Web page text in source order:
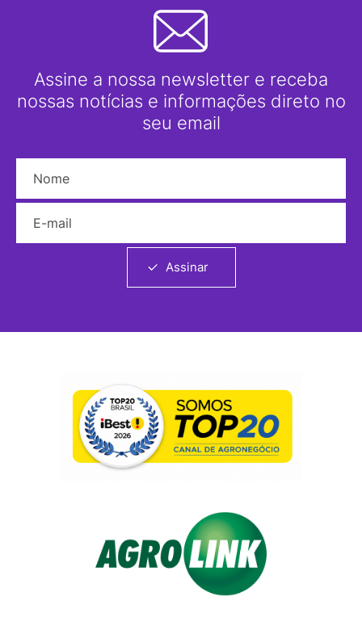
Assine a nossa newsletter e receba
nossas notícias e informações direto no
seu email
Assinar